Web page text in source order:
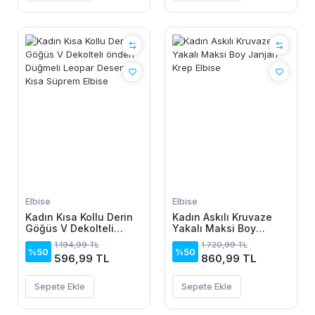
Elbise
Kadın Kısa Kollu Derin
Göğüs V Dekolteli
önden Düğmeli Leopar
Desenli Kısa Süprem
Elbise
%50
1.194,99 TL
596,99 TL
Sepete Ekle
Elbise
Kadın Askılı Kruvaze
Yakalı Maksi Boy
Janjan Krep Elbise
%50
1.720,99 TL
860,99 TL
Sepete Ekle